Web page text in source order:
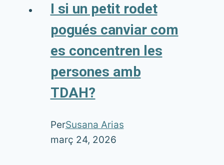
I si un petit rodet
pogués canviar com
es concentren les
persones amb
TDAH?
PerSusana Arias
març 24, 2026